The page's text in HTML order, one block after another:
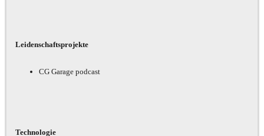
Leidenschaftsprojekte
CG Garage podcast
Technologie